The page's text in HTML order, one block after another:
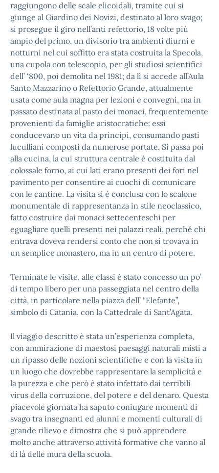
raggiungono delle scale elicoidali, tramite cui si
giunge al Giardino dei Novizi, destinato al loro svago;
si prosegue il giro nell’anti refettorio, 18 volte più
ampio del primo, un divisorio tra ambienti diurni e
notturni nel cui soffitto era stata costruita la Specola,
una cupola con telescopio, per gli studiosi scientifici
dell’ ‘800, poi demolita nel 1981; da lì si accede all’Aula
Santo Mazzarino o Refettorio Grande, attualmente
usata come aula magna per lezioni e convegni, ma in
passato destinata al pasto dei monaci, frequentemente
provenienti da famiglie aristocratiche: essi
conducevano un vita da principi, consumando pasti
luculliani composti da numerose portate. Si passa poi
alla cucina, la cui struttura centrale è costituita dal
colossale forno, ai cui lati erano presenti dei fori nel
pavimento per consentire ai cuochi di comunicare
con le cantine. La visita si è conclusa con lo scalone
monumentale di rappresentanza in stile neoclassico,
fatto costruire dai monaci settecenteschi per
eguagliare quelli presenti nei palazzi reali, perché chi
entrava doveva rendersi conto che non si trovava in
un semplice monastero, ma in un centro di potere.
Terminate le visite, alle classi è stato concesso un po’
di tempo libero per una passeggiata nel centro della
città, in particolare nella piazza dell’ “Elefante”,
simbolo di Catania, con la Cattedrale di Sant’Agata.
Il viaggio descritto è stata un’esperienza completa,
con ammirazione di maestosi paesaggi naturali misti a
un ripasso delle nozioni scientifiche e con la visita in
un luogo che dovrebbe rappresentare la semplicità e
la purezza e che però è stato infettato dai terribili
virus della corruzione, del potere e del denaro. Questa
piacevole giornata ha saputo coniugare momenti di
svago tra insegnanti ed alunni e momenti culturali di
grande rilievo e dimostra che si può apprendere
molto anche attraverso attività formative che vanno al
di là delle mura della scuola.